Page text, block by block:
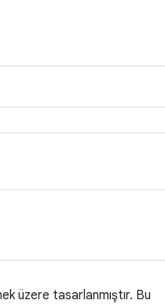
üzere tasarlanmıştır. Bu